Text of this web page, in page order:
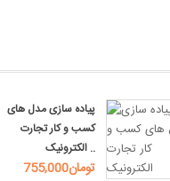
پیاده سازی مدل های
کسب و کار تجارت
الکترونیک ..
755,000تومان